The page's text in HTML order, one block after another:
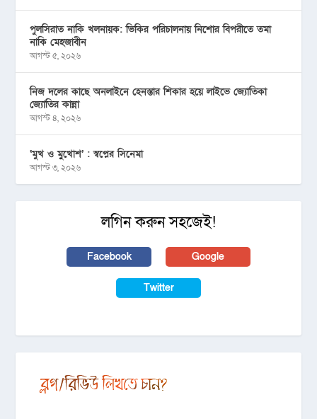
পুলসিরাত নাকি খলনায়ক: ভিকির পরিচালনায় নিশোর বিপরীতে তমা
নাকি মেহজাবীন
আগস্ট ৫, ২০২৬
নিজ দলের কাছে অনলাইনে হেনস্তার শিকার হয়ে লাইভে জ্যোতিকা
জ্যোতির কান্না
আগস্ট ৪, ২০২৬
‘মুখ ও মু্খোশ’ : স্বপ্নের সিনেমা
আগস্ট ৩, ২০২৬
লগিন করুন সহজেই!
Facebook Google
Twitter